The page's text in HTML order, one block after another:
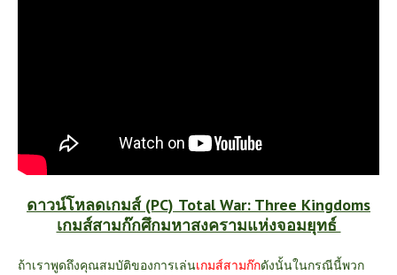
ดาวน์โหลดเกมส์ (PC) Total War: Three Kingdoms
เกมส์สามก๊กศึกมหาสงครามแห่งจอมยุทธ์
ถ้าเราพูดถึงคุณสมบัติของการเล่นเกมส์สามก๊กดังนั้นในกรณีนี้พวก